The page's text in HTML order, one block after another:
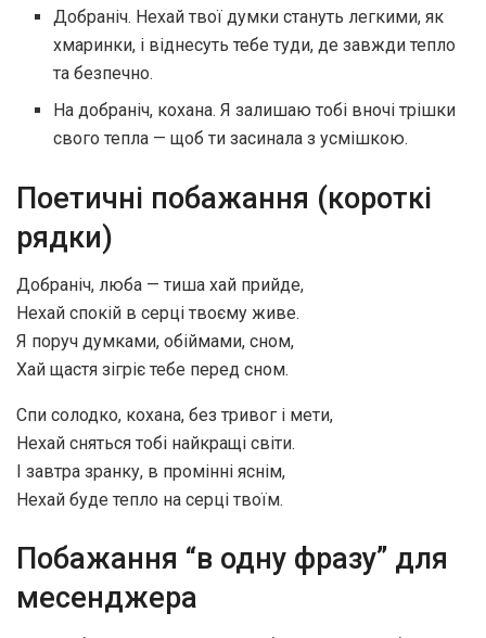
Добраніч. Нехай твої думки стануть легкими, як
хмаринки, і віднесуть тебе туди, де завжди тепло
та безпечно.
На добраніч, кохана. Я залишаю тобі вночі трішки
свого тепла — щоб ти засинала з усмішкою.
Поетичні побажання (короткі
рядки)
Добраніч, люба — тиша хай прийде,
Нехай спокій в серці твоєму живе.
Я поруч думками, обіймами, сном,
Хай щастя зігріє тебе перед сном.
Спи солодко, кохана, без тривог і мети,
Нехай сняться тобі найкращі світи.
І завтра зранку, в промінні яснім,
Нехай буде тепло на серці твоїм.
Побажання “в одну фразу” для
месенджера